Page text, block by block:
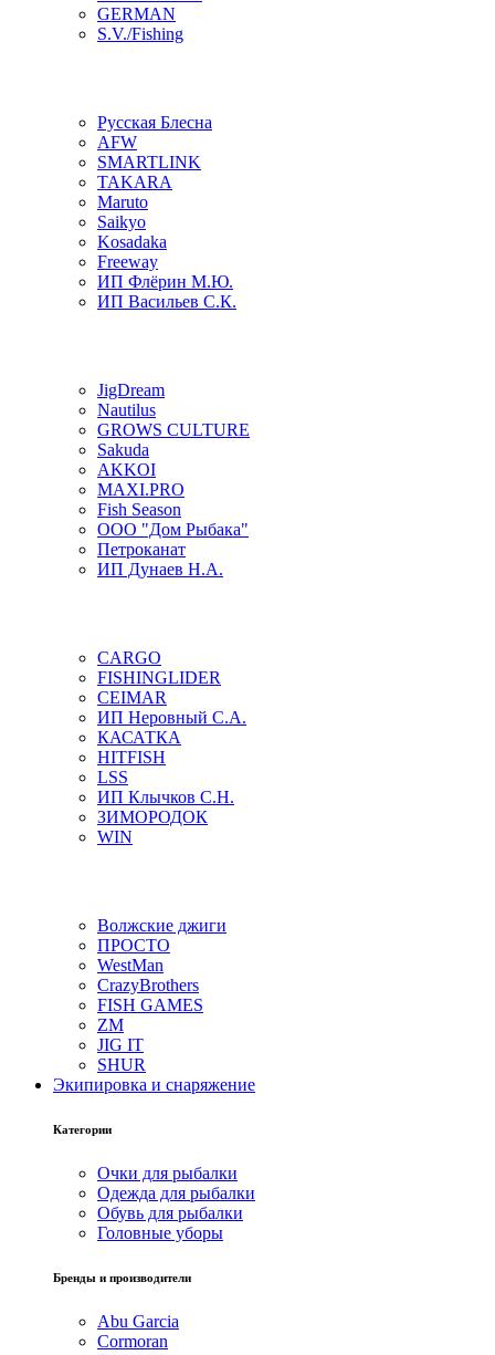
GERMAN
S.V./Fishing
Русская Блесна
AFW
SMARTLINK
TAKARA
Maruto
Saikyo
Kosadaka
Freeway
ИП Флёрин М.Ю.
ИП Васильев С.К.
JigDream
Nautilus
GROWS CULTURE
Sakuda
AKKOI
MAXI.PRO
Fish Season
ООО "Дом Рыбака"
Петроканат
ИП Дунаев Н.А.
CARGO
FISHINGLIDER
CEIMAR
ИП Неровный С.А.
КАСАТКА
HITFISH
LSS
ИП Клычков С.Н.
ЗИМОРОДОК
WIN
Волжские джиги
ПРОСТО
WestMan
CrazyBrothers
FISH GAMES
ZM
JIG IT
SHUR
Экипировка и снаряжение
Категории
Очки для рыбалки
Одежда для рыбалки
Обувь для рыбалки
Головные уборы
Бренды и производители
Abu Garcia
Cormoran